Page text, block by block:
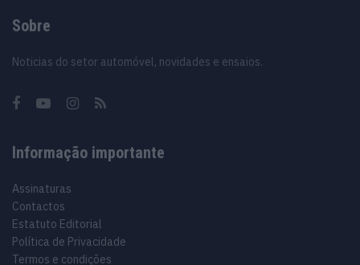
Sobre
Noticias do setor automóvel, novidades e ensaios.
Informação importante
Assinaturas
Contactos
Estatuto Editorial
Política de Privacidade
Termos e condições